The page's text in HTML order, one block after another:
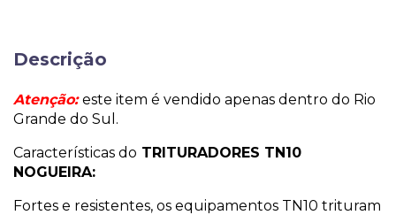
Descrição
Atenção:este item é vendido apenas dentro do Rio
Grande do Sul.
Características do TRITURADORES TN10
NOGUEIRA:
Fortes e resistentes, os equipamentos TN10 trituram